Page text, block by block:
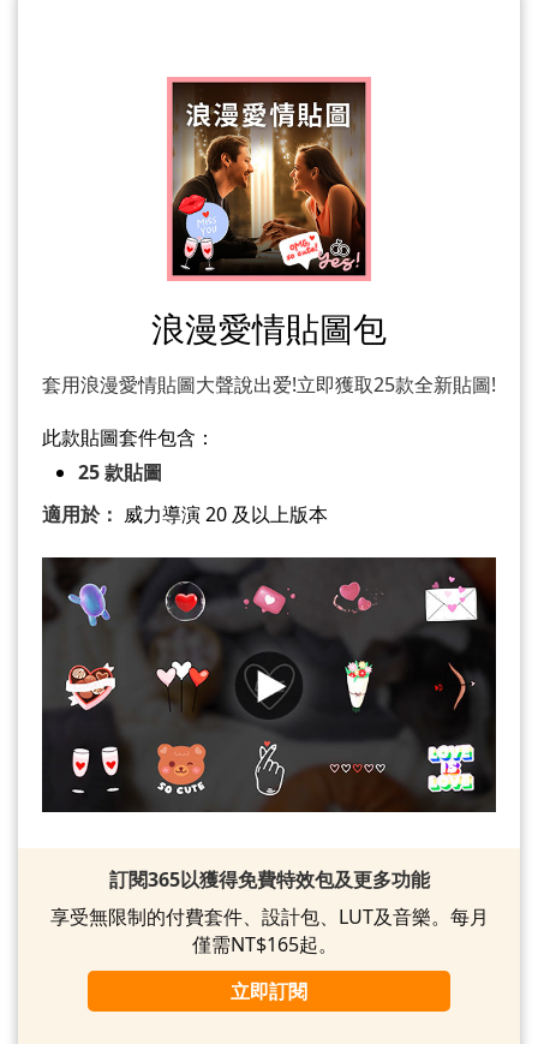
浪漫愛情貼圖包
套用浪漫愛情貼圖大聲說出爱!立即獲取25款全新貼圖!
此款貼圖套件包含：
25 款貼圖
適用於： 威力導演 20 及以上版本
訂閱365以獲得免費特效包及更多功能
享受無限制的付費套件、設計包、LUT及音樂。每月
僅需NT$165起。
立即訂閱